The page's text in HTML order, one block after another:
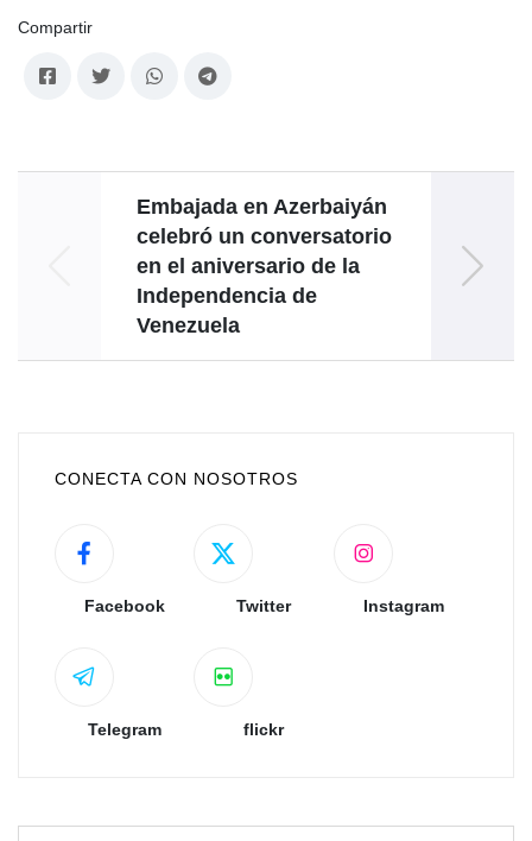
Compartir
Embajada en Azerbaiyán
celebró un conversatorio
en el aniversario de la
Independencia de
Venezuela
CONECTA CON NOSOTROS
Facebook Twitter Instagram
Telegram flickr